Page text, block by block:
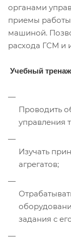
органами
приемы
машиной.
расхода ГСМ и
Учебный
Проводить
управления
Изучать
агрегатов;
задания с